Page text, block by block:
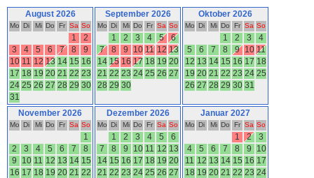
August 2026
Mo Di Mi Do Fr Sa So
1
2
3
4 5 6 7 8
9
10 11 12 13 14 15 16
17 18 19 20 21 22 23
24 25 26 27 28 29 30
31
September 2026
Mo Di Mi Do Fr Sa So
1 2 3 4 5
6
7
8 9 10 11 12 13
14 15 16 17 18 19 20
21 22 23 24 25 26 27
28 29 30
Oktober 2026
Mo Di Mi Do Fr Sa So
1 2 3
4
5
6 7 8 9 10 11
12 13 14 15 16 17 18
19 20 21 22 23 24 25
26 27 28 29 30 31
November 2026
Mo Di Mi Do Fr Sa So
1
2
3 4 5 6 7
8
9
10 11 12 13 14 15
16 17 18 19 20 21 22
Dezember 2026
Mo Di Mi Do Fr Sa So
1 2 3 4 5
6
7
8 9 10 11 12 13
14 15 16 17 18 19 20
21 22 23 24 25 26 27
Januar 2027
Mo Di Mi Do Fr Sa So
1 2
3
4
5 6 7 8 9
10
11 12 13 14 15 16 17
18 19 20 21 22 23 24